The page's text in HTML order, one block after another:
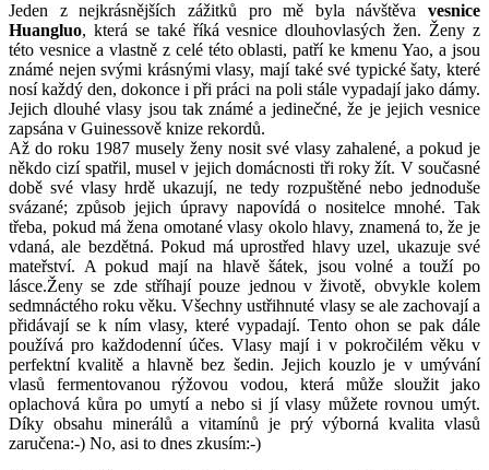
Jeden z nejkrásnějších zážitků pro mě byla návštěva vesnice
Huangluo, která se také říká vesnice dlouhovlasých žen. Ženy z
této vesnice a vlastně z celé této oblasti, patří ke kmenu Yao, a jsou
známé nejen svými krásnými vlasy, mají také své typické šaty, které
nosí každý den, dokonce i při práci na poli stále vypadají jako dámy.
Jejich dlouhé vlasy jsou tak známé a jedinečné, že je jejich vesnice
zapsána v Guinessově knize rekordů.
Až do roku 1987 musely ženy nosit své vlasy zahalené, a pokud je
někdo cizí spatřil, musel v jejich domácnosti tři roky žít. V současné
době své vlasy hrdě ukazují, ne tedy rozpuštěné nebo jednoduše
svázané; způsob jejich úpravy napovídá o nositelce mnohé. Tak
třeba, pokud má žena omotané vlasy okolo hlavy, znamená to, že je
vdaná, ale bezdětná. Pokud má uprostřed hlavy uzel, ukazuje své
mateřství. A pokud mají na hlavě šátek, jsou volné a touží po
lásce.Ženy se zde stříhají pouze jednou v životě, obvykle kolem
sedmnáctého roku věku. Všechny ustřihnuté vlasy se ale zachovají a
přidávají se k ním vlasy, které vypadají. Tento ohon se pak dále
používá pro každodenní účes. Vlasy mají i v pokročilém věku v
perfektní kvalitě a hlavně bez šedin. Jejich kouzlo je v umývání
vlasů fermentovanou rýžovou vodou, která může sloužit jako
oplachová kůra po umytí a nebo si jí vlasy můžete rovnou umýt.
Díky obsahu minerálů a vitamínů je prý výborná kvalita vlasů
zaručena:-) No, asi to dnes zkusím:-)